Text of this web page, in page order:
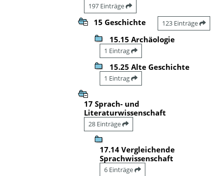
197 Einträge
15 Geschichte 123 Einträge
15.15 Archäologie
1 Eintrag
15.25 Alte Geschichte
1 Eintrag
17 Sprach- und
Literaturwissenschaft
28 Einträge
17.14 Vergleichende
Sprachwissenschaft
6 Einträge